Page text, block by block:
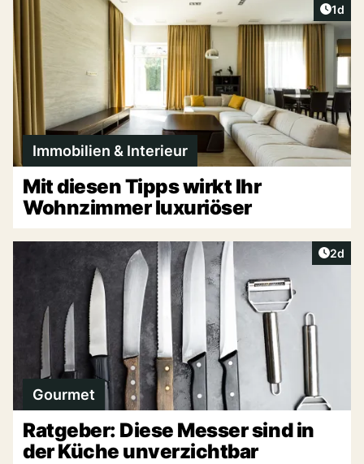
1d
Immobilien & Interieur
Mit diesen Tipps wirkt Ihr
Wohnzimmer luxuriöser
2d
Gourmet
Ratgeber: Diese Messer sind in
der Küche unverzichtbar